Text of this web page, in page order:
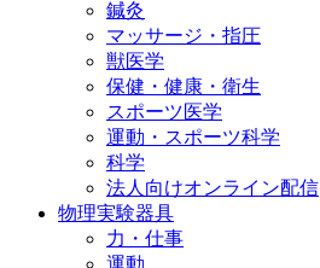
鍼灸
マッサージ・指圧
獣医学
保健・健康・衛生
スポーツ医学
運動・スポーツ科学
科学
法人向けオンライン配信
物理実験器具
力・仕事
運動